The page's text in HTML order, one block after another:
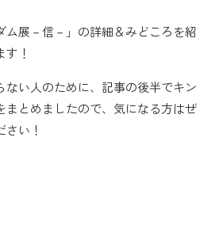
ム展－信－」の詳細＆みどころを紹
！
ない人のために、記事の後半でキン
まとめましたので、気になる方はぜ
い！